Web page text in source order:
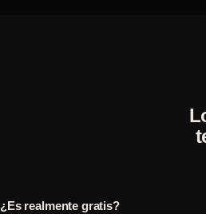
¿Es realmente gratis?